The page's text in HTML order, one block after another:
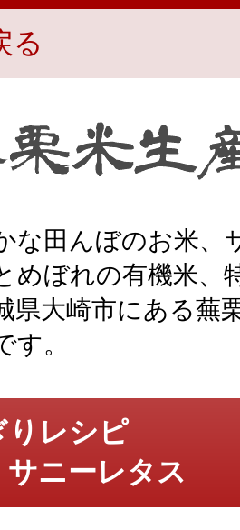
る
な田んぼのお米、
めぼれの有機米、
県大崎市にある蕪
す。
りレシピ
ニーレタス